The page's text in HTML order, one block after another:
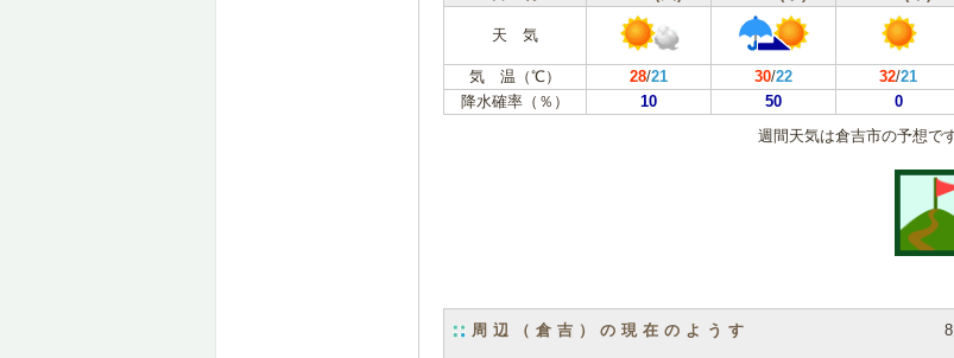
天 気
気 温（℃） 28/21 30/22 32/21
降水確率（％）
10 50 0
週間天気は倉吉市の予想です
周辺（倉吉）の現在のようす